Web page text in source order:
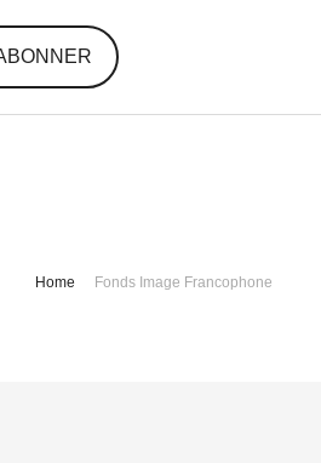
Home Fonds Image Francophone